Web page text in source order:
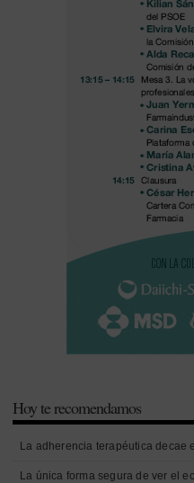
Hoy te recomendamos
La adherencia terapéutica decae
La única forma segura de ver el